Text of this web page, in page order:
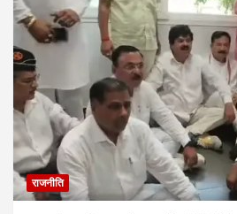
राजनीति